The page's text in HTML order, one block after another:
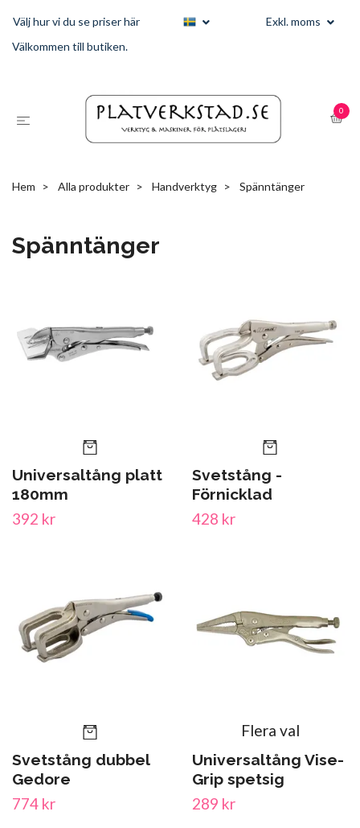
Välj hur vi du se priser här
Exkl. moms
Välkommen till butiken.
0
Hem Alla produkter Handverktyg Spänntänger
Spänntänger
Universaltång platt
180mm
392 kr
Svetstång -
Förnicklad
428 kr
Svetstång dubbel
Gedore
774 kr
Flera val
Universaltång Vise-
Grip spetsig
289 kr